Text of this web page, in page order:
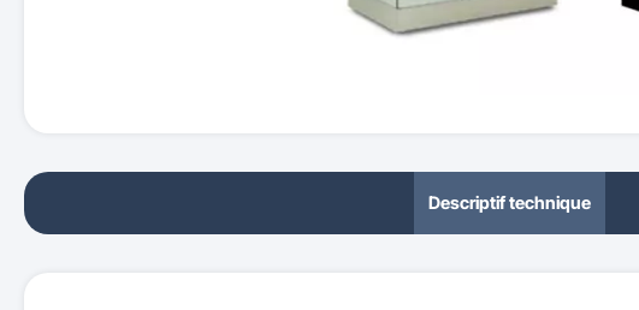
Descriptif technique